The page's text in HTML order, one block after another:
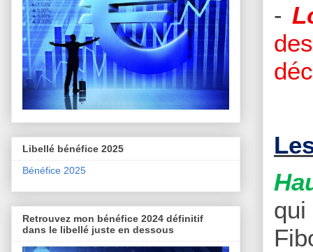
-
Libellé bénéfice 2025
Bénéfice 2025
Retrouvez mon bénéfice 2024 définitif
dans le libellé juste en dessous